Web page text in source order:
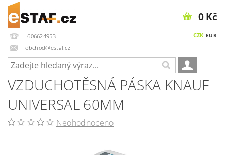
606624953
obchod@estaf.cz
CZK EUR
0 Kč
VZDUCHOTĚSNÁ PÁSKA KNAUF
UNIVERSAL 60MM
Neohodnoceno